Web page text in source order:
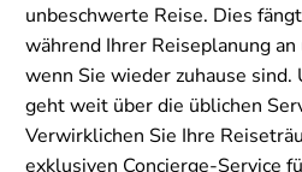
unbeschwerte Reise. Dies
während Ihrer Reiseplanung
wenn Sie wieder zuhause sind.
geht weit über die üblichen
Verwirklichen Sie Ihre
exklusiven Concierge-Service